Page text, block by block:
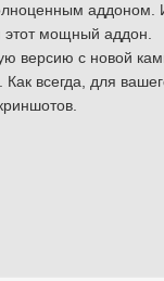
этот мощный аддон.
версию с новой
всегда, для